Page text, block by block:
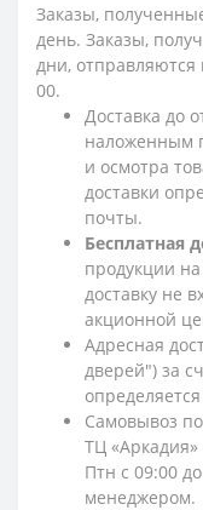
Заказы,
день. Заказы,
дни,
00.
Доставка до
наложенным
и осмотра
доставки
почты.
Бесплатная
продукции
доставку не
акционной
Адресная
дверей") за
Самовывоз
ТЦ
Птн с 09:00
менеджером.